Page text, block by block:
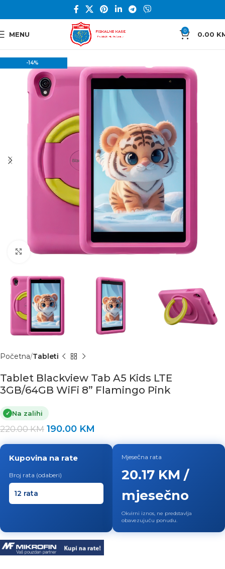
MENU 0 0.00
-14%
Click to enlarge
Početna Tableti
Tablet Blackview Tab A5 Kids LTE
3GB/64GB WiFi 8” Flamingo Pink
✓ Na zalihi
220.00KM 190.00 KM
Kupovina na rate
Broj rata (odaberi)
Mjesečna rata
20.17 KM /
mjesečno
Okvirni iznos, ne predstavlja
obavezujuću ponudu.